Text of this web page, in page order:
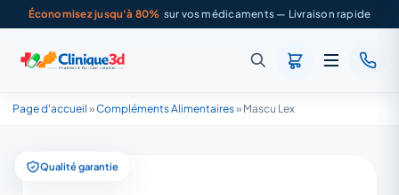
Économisez jusqu'à 80% sur vos médicaments — Livraison rapide
Page d'accueil »Compléments Alimentaires» Mascu Lex
Qualité garantie